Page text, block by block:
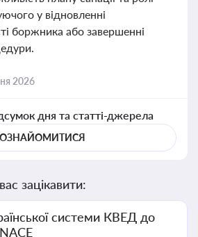
у відновленні
боржника або завершенні
2026
дня та статті-джерела
ОЗНАЙОМИТИСЯ
зацікавити:
системи КВЕД до